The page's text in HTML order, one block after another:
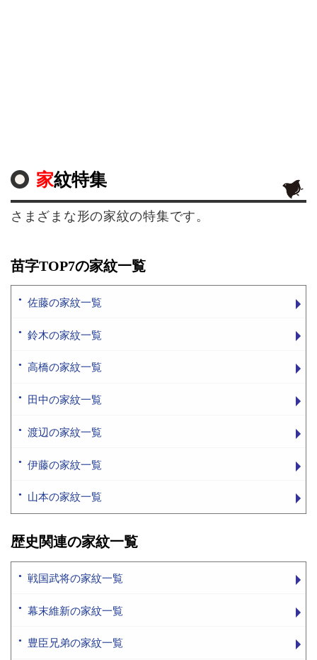
家紋特集
さまざまな形の家紋の特集です。
苗字TOP7の家紋一覧
佐藤の家紋一覧
鈴木の家紋一覧
高橋の家紋一覧
田中の家紋一覧
渡辺の家紋一覧
伊藤の家紋一覧
山本の家紋一覧
歴史関連の家紋一覧
戦国武将の家紋一覧
幕末維新の家紋一覧
豊臣兄弟の家紋一覧